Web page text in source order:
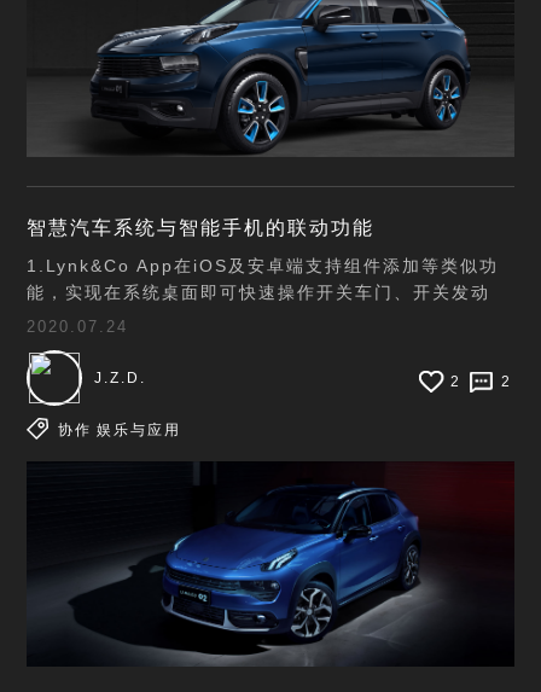
智慧汽车系统与智能手机的联动功能
1.Lynk&Co App在iOS及安卓端支持组件添加等类似功
能，实现在系统桌面即可快速操作开关车门、开关发动
机、闪灯提醒等操作，便于日常用户的体验。2.提高
2020.07.24
J.Z.D. 2
2
协作 娱乐与应用